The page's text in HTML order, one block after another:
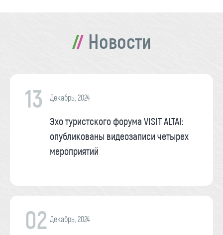
Новости
13 Декабрь, 2024
Эхо туристского форума VISIT ALTAI:
опубликованы видеозаписи четырех
мероприятий
02 Декабрь, 2024